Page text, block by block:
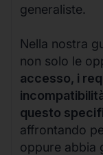
generaliste.
Nella nostra
non solo le
accesso, i
questo
affrontando
oppure abbia